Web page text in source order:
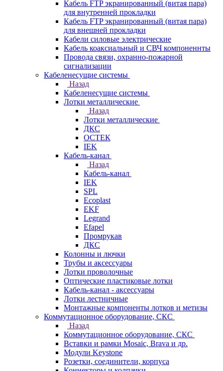
Кабель FTP экранированный (витая пара)
для внутренней прокладки
Кабель FTP экранированный (витая пара)
для внешней прокладки
Кабели силовые электрические
Кабель коаксиальный и СВЧ компоненнты
Провода связи, охранно-пожарной
сигнализации
Кабеленесущие системы
Назад
Кабеленесущие системы
Лотки металлические
Назад
Лотки металлические
ДКС
ОСТЕК
IEK
Кабель-канал
Назад
Кабель-канал
IEK
SPL
Ecoplast
EKF
Legrand
Efapel
Промрукав
ДКС
Колонны и лючки
Трубы и аксессуары
Лотки проволочные
Оптические пластиковые лотки
Кабель-канал - аксессуары
Лотки лестничные
Монтажные компоненты лотков и метизы
Коммутационное оборудование, СКС
Назад
Коммутационное оборудование, СКС
Вставки и рамки Mosaic, Brava и др.
Модули Keystone
Розетки, соединители, корпуса